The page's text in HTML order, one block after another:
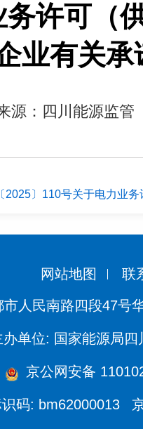
务许可（
业有关
源：四川能源监管
2025〕110号关于电力业
网站地图 联
人民南路四段47号
办单位: 国家能源局四
京公网安备
识码: bm62000013